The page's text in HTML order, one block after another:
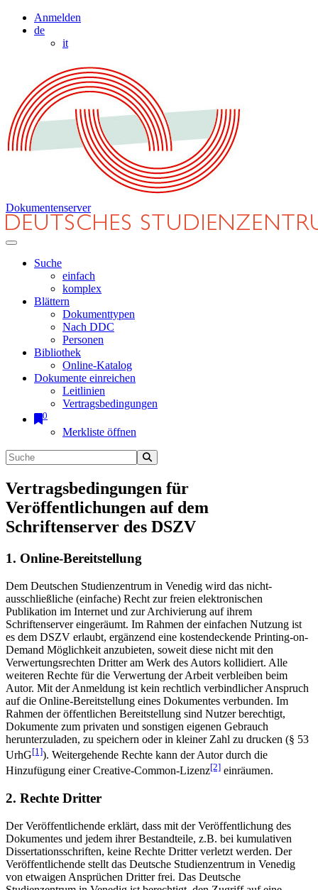
Anmelden
de
it
Dokumentenserver
Suche
einfach
komplex
Blättern
Dokumenttypen
Nach DDC
Personen
Bibliothek
Online-Katalog
Dokumente einreichen
Leitlinien
Vertragsbedingungen
0
Merkliste öffnen
Vertragsbedingungen für
Veröffentlichungen auf dem
Schriftenserver des DSZV
1. Online-Bereitstellung
Dem Deutschen Studienzentrum in Venedig wird das nicht-
ausschließliche (einfache) Recht zur freien elektronischen
Publikation im Internet und zur Archivierung auf ihrem
Schriftenserver eingeräumt. Im Rahmen der einfachen Nutzung ist
es dem DSZV erlaubt, ergänzend eine kostendeckende Printing-on-
Demand Möglichkeit anzubieten, soweit diese nicht mit den
Verwertungsrechten Dritter am Werk des Autors kollidiert. Alle
weiteren Rechte für die Verwertung der Arbeit verbleiben beim
Autor. Mit der Anmeldung ist kein rechtlich verbindlicher Anspruch
auf die Online-Bereitstellung eines Dokumentes verbunden. Im
Rahmen der öffentlichen Bereitstellung sind Nutzer berechtigt,
Dokumente zum privaten und sonstigen eigenen Gebrauch
herunterzuladen, zu speichern oder in kleiner Zahl zu drucken (§ 53
UrhG[1]). Weitergehende Rechte kann der Autor durch die
Hinzufügung einer Creative-Common-Lizenz[2] einräumen.
2. Rechte Dritter
Der Veröffentlichende erklärt, dass mit der Veröffentlichung des
Dokumentes und jedem ihrer Bestandteile, z.B. bei kumulativen
Dissertationsschriften, keine Rechte Dritter verletzt werden. Der
Veröffentlichende stellt das Deutsche Studienzentrum in Venedig
von etwaigen Ansprüchen Dritter frei. Das Deutsche